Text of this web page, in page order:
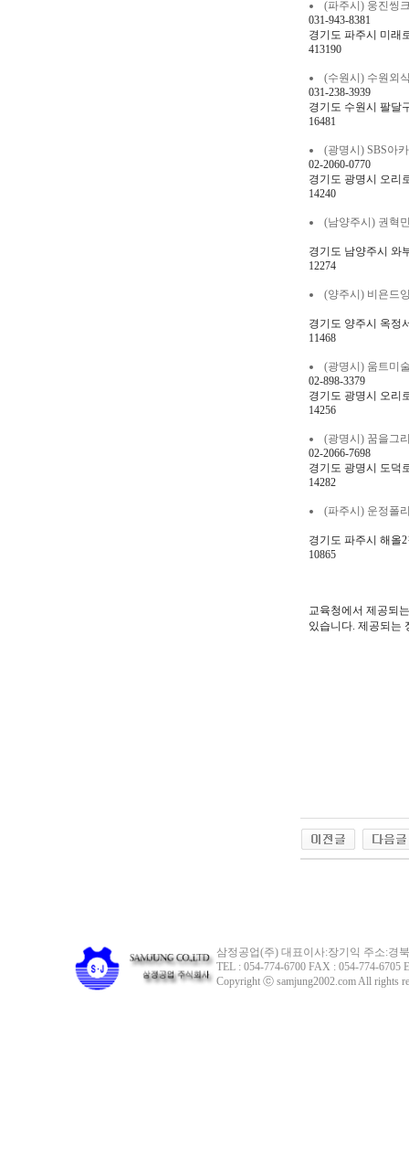
(파주시) 웅진씽
031-943-8381
경기도 파주시 미래
413190
(수원시) 수원외
031-238-3939
경기도 수원시 팔달
16481
(광명시) SBS아
02-2060-0770
경기도 광명시 오리
14240
(남양주시) 권혁
경기도 남양주시 와
12274
(양주시) 비욘드
경기도 양주시 옥정
11468
(광명시) 움트미
02-898-3379
경기도 광명시 오리
14256
(광명시) 꿈을그
02-2066-7698
경기도 광명시 도덕
14282
(파주시) 운정폴
경기도 파주시 해올
10865
교육청에서 제공되
있습니다. 제공되는
삼정공업(주) 대표이사:장기익 주소:경
TEL : 054-774-6700 FAX : 054-774-6705
Copyright ⓒ samjung2002.com All rights